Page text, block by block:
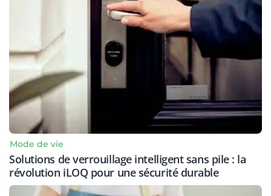
Mode de vie
Solutions de verrouillage intelligent sans pile : la
révolution iLOQ pour une sécurité durable